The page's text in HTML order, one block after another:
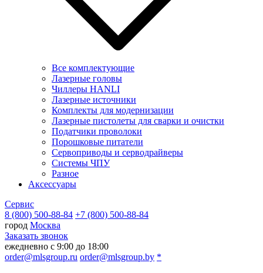
Все комплектующие
Лазерные головы
Чиллеры HANLI
Лазерные источники
Комплекты для модернизации
Лазерные пистолеты для сварки и очистки
Податчики проволоки
Порошковые питатели
Сервоприводы и серводрайверы
Системы ЧПУ
Разное
Аксессуары
Сервис
8 (800) 500-88-84 +7 (800) 500-88-84
город Москва
Заказать звонок
ежедневно с 9:00 до 18:00
order@mlsgroup.ru order@mlsgroup.by *